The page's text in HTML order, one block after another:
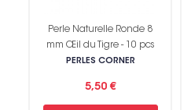
Perle Naturelle Ronde 8
mm Œil du Tigre - 10 pcs
PERLES CORNER
5,50 €